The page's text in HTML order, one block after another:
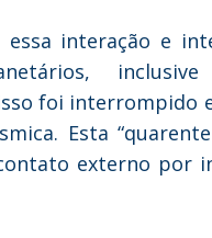
essa interação e
foi interrompido
Esta
externo por